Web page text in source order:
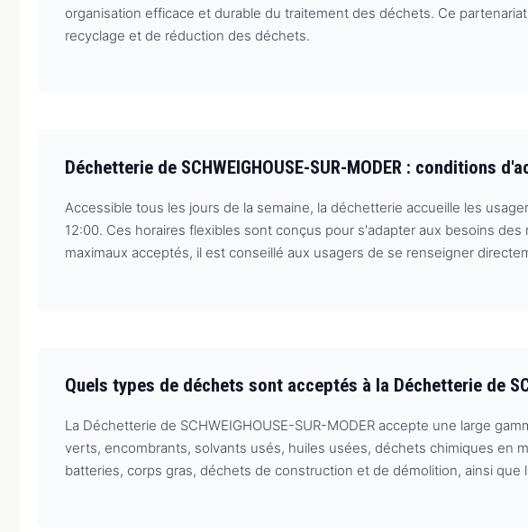
organisation efficace et durable du traitement des déchets. Ce
recyclage et de réduction des déchets.
Déchetterie de SCHWEIGHOUSE-SUR-MODER : conditions
Accessible tous les jours de la semaine, la déchetterie accueille les
12:00. Ces horaires flexibles sont conçus pour s'adapter aux besoins
maximaux acceptés, il est conseillé aux usagers de se renseigner
Quels types de déchets sont acceptés à la Déchetterie de
La Déchetterie de SCHWEIGHOUSE-SUR-MODER accepte une large
verts, encombrants, solvants usés, huiles usées, déchets chimiques en
batteries, corps gras, déchets de construction et de démolition, ainsi que